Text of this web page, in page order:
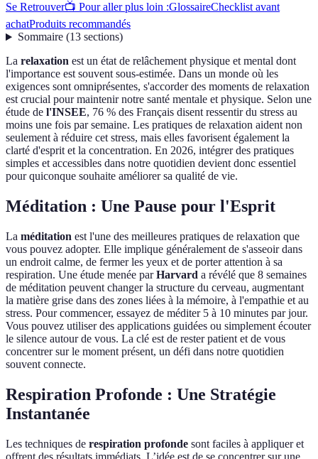
Se Retrouver📺 Pour aller plus loin :GlossaireChecklist avant
achatProduits recommandés
Sommaire(13 sections)
La relaxation est un état de relâchement physique et mental dont
l'importance est souvent sous-estimée. Dans un monde où les
exigences sont omniprésentes, s'accorder des moments de relaxation
est crucial pour maintenir notre santé mentale et physique. Selon une
étude de l'INSEE, 76 % des Français disent ressentir du stress au
moins une fois par semaine. Les pratiques de relaxation aident non
seulement à réduire cet stress, mais elles favorisent également la
clarté d'esprit et la concentration. En 2026, intégrer des pratiques
simples et accessibles dans notre quotidien devient donc essentiel
pour quiconque souhaite améliorer sa qualité de vie.
Méditation : Une Pause pour l'Esprit
La méditation est l'une des meilleures pratiques de relaxation que
vous pouvez adopter. Elle implique généralement de s'asseoir dans
un endroit calme, de fermer les yeux et de porter attention à sa
respiration. Une étude menée parHarvard a révélé que 8 semaines
de méditation peuvent changer la structure du cerveau, augmentant
la matière grise dans des zones liées à la mémoire, à l'empathie et au
stress. Pour commencer, essayez de méditer 5 à 10 minutes par jour.
Vous pouvez utiliser des applications guidées ou simplement écouter
le silence autour de vous. La clé est de rester patient et de vous
concentrer sur le moment présent, un défi dans notre quotidien
souvent connecte.
Respiration Profonde : Une Stratégie
Instantanée
Les techniques de respiration profonde sont faciles à appliquer et
offrent des résultats immédiats. L’idée est de se concentrer sur une